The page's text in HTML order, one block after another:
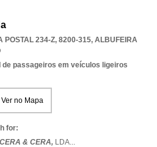
POSTAL 234-Z, 8200-315, ALBUFEIRA
passageiros em veículos ligeiros
Ver no Mapa
for:
CERA & CERA, LDA...